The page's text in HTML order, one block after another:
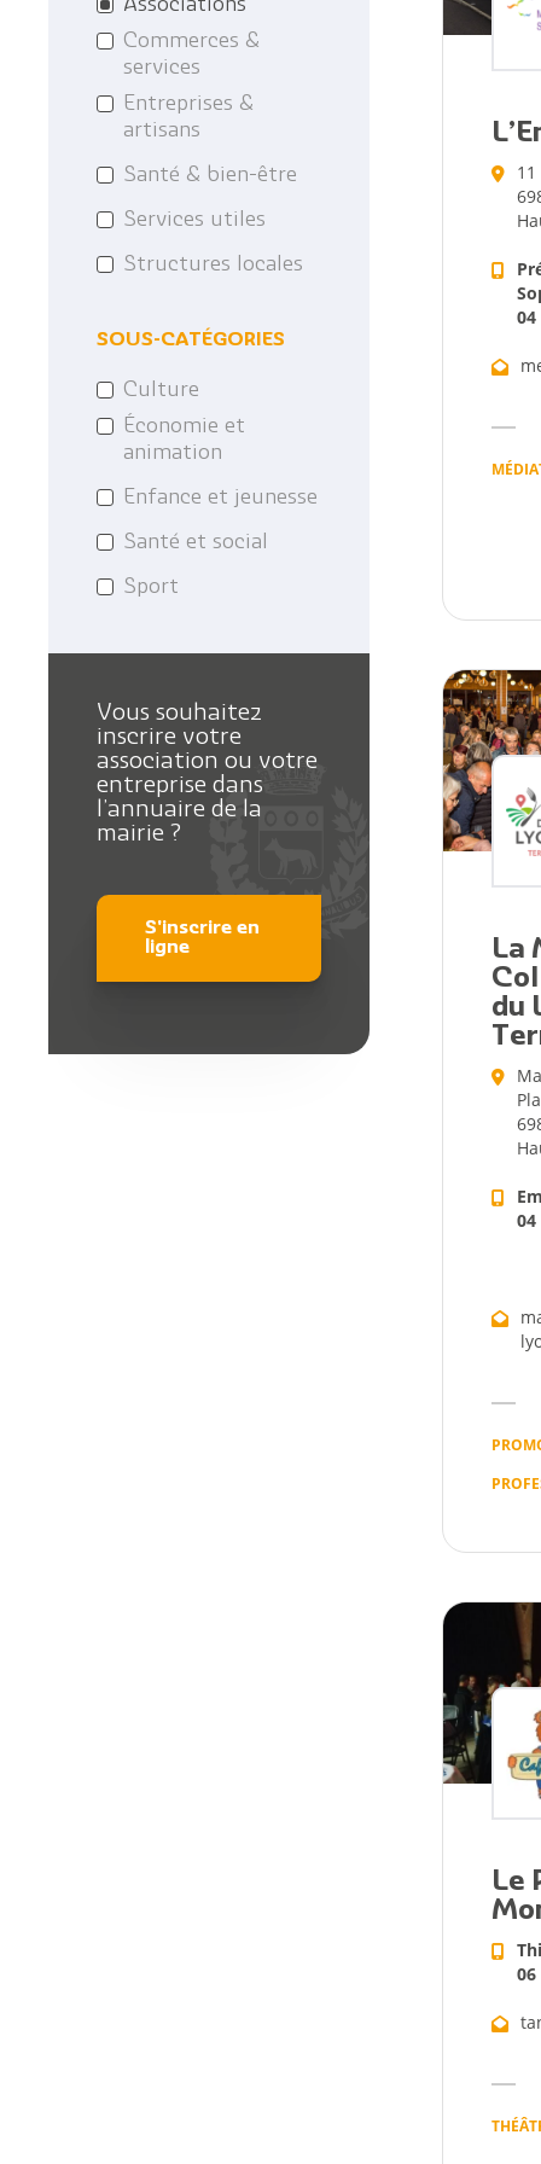
Les anciens maires
Le Projet EDucatif
Associations
Commerces &
services
Entreprises &
artisans
Santé & bien-être
Services utiles
Structures locales
SOUS-CATÉGORIES
Culture
Économie et
animation
Enfance et jeunesse
Santé et social
Sport
Vous souhaitez
inscrire votre
association ou votre
entreprise dans
l’annuaire de la
mairie ?
S'inscrire en
ligne
04
La
du
04
Le
06